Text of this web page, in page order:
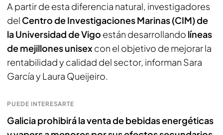
A partir de esta diferencia natural, investigadores
del Centro de Investigaciones Marinas (CIM) de
la Universidad de Vigo están desarrollando líneas
de mejillones unisexcon el objetivo de mejorar la
rentabilidad y calidad del sector, informan Sara
García y Laura Queijeiro.
PUEDE INTERESARTE
Galicia prohibirá la venta de bebidas energéticas